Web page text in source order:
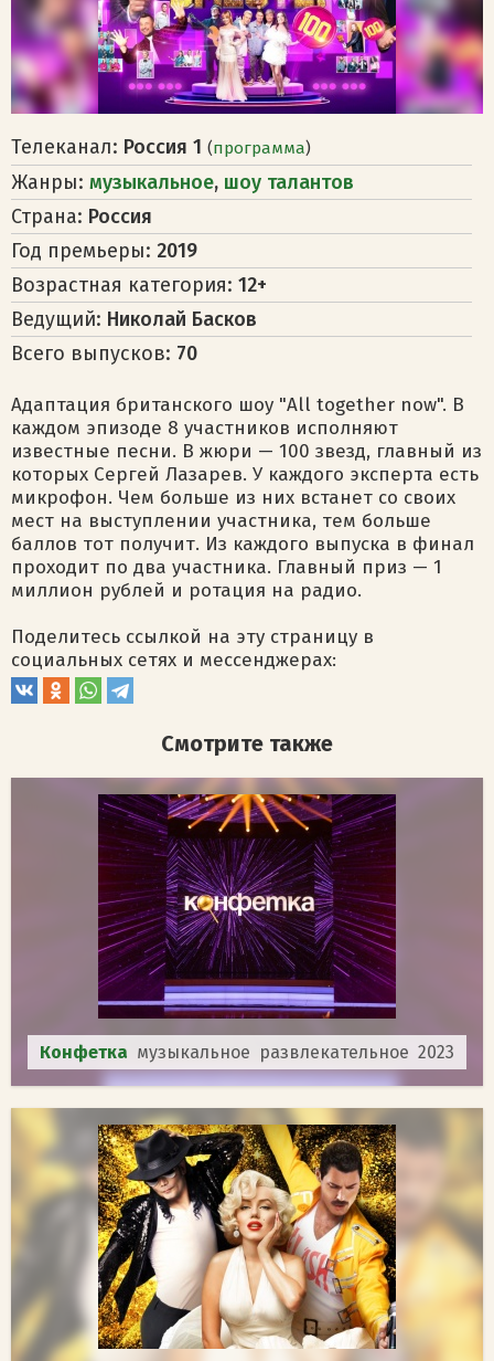
Телеканал: Россия 1 (программа)
Жанры: музыкальное, шоу талантов
Страна: Россия
Год премьеры: 2019
Возрастная категория: 12+
Ведущий: Николай Басков
Всего выпусков: 70
Адаптация британского шоу "All together now". В
каждом эпизоде 8 участников исполняют
известные песни. В жюри — 100 звезд, главный из
которых Сергей Лазарев. У каждого эксперта есть
микрофон. Чем больше из них встанет со своих
мест на выступлении участника, тем больше
баллов тот получит. Из каждого выпуска в финал
проходит по два участника. Главный приз — 1
миллион рублей и ротация на радио.
Поделитесь ссылкой на эту страницу в
социальных сетях и мессенджерах:
Смотрите также
Конфетка музыкальное развлекательное 2023